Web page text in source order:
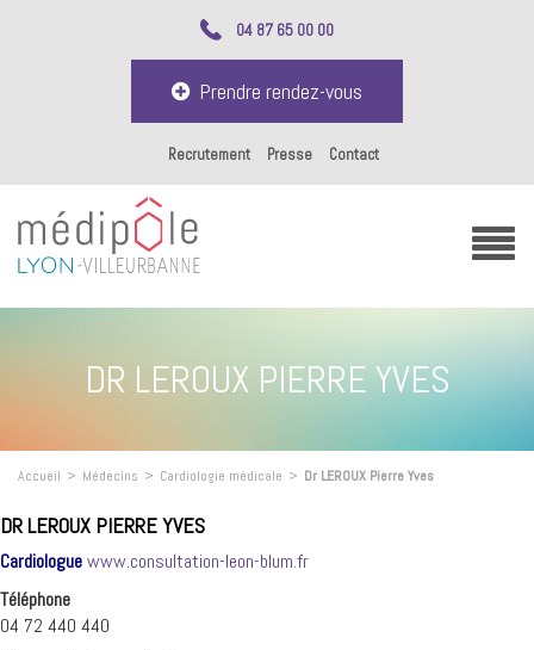
04 87 65 00 00
Prendre rendez-vous
Recrutement Presse Contact
DR LEROUX PIERRE YVES
Accueil > Médecins > Cardiologie médicale > Dr LEROUX Pierre Yves
DR LEROUX PIERRE YVES
Cardiologuewww.consultation-leon-blum.fr
Téléphone
04 72 440 440